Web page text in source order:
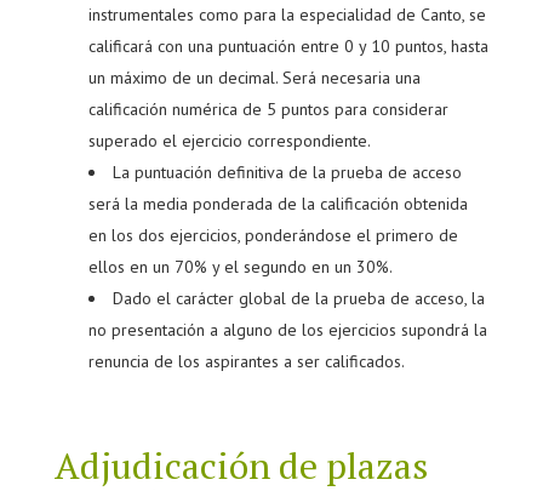
instrumentales como para la especialidad de Canto, se
calificará con una puntuación entre 0 y 10 puntos, hasta
un máximo de un decimal. Será necesaria una
calificación numérica de 5 puntos para considerar
superado el ejercicio correspondiente.
La puntuación definitiva de la prueba de acceso
será la media ponderada de la calificación obtenida
en los dos ejercicios, ponderándose el primero de
ellos en un 70% y el segundo en un 30%.
Dado el carácter global de la prueba de acceso, la
no presentación a alguno de los ejercicios supondrá la
renuncia de los aspirantes a ser calificados.
Adjudicación de plazas